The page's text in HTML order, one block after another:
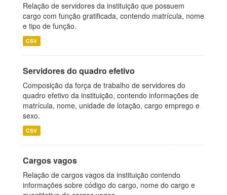
Relação de servidores da instituição que possuem
cargo com função gratificada, contendo matrícula, nome
e tipo de função.
CSV
Servidores do quadro efetivo
Composição da força de trabalho de servidores do
quadro efetivo da instituição, contendo informações de
matrícula, nome, unidade de lotação, cargo emprego e
sexo.
CSV
Cargos vagos
Relação de cargos vagos da instituição contendo
informações sobre código do cargo, nome do cargo e